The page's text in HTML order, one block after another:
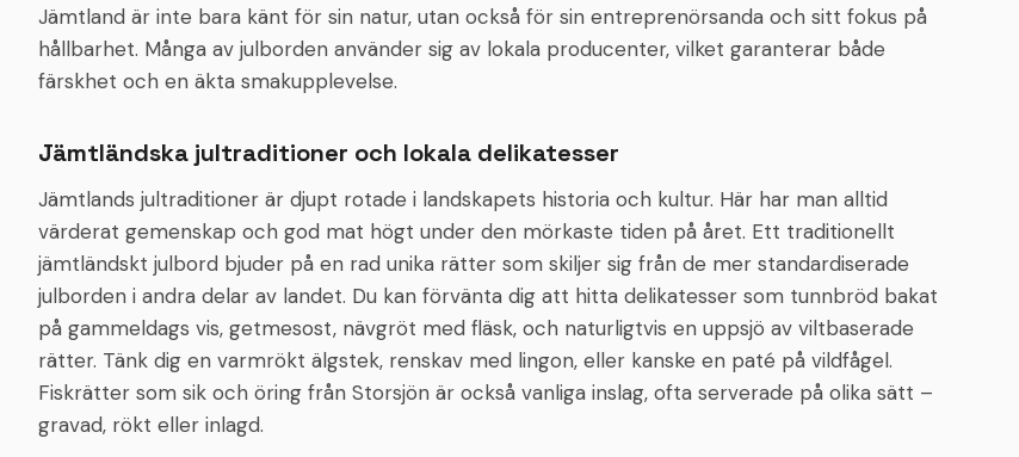
Jämtland är inte bara känt för sin natur, utan också för sin entreprenörsanda och sitt fokus på
hållbarhet. Många av julborden använder sig av lokala producenter, vilket garanterar både
färskhet och en äkta smakupplevelse.
Jämtländska jultraditioner och lokala delikatesser
Jämtlands jultraditioner är djupt rotade i landskapets historia och kultur. Här har man alltid
värderat gemenskap och god mat högt under den mörkaste tiden på året. Ett traditionellt
jämtländskt julbord bjuder på en rad unika rätter som skiljer sig från de mer standardiserade
julborden i andra delar av landet. Du kan förvänta dig att hitta delikatesser som tunnbröd bakat
på gammeldags vis, getmesost, nävgröt med fläsk, och naturligtvis en uppsjö av viltbaserade
rätter. Tänk dig en varmrökt älgstek, renskav med lingon, eller kanske en paté på vildfågel.
Fiskrätter som sik och öring från Storsjön är också vanliga inslag, ofta serverade på olika sätt –
gravad, rökt eller inlagd.